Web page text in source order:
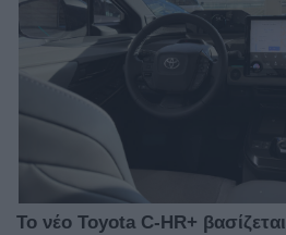
Το νέο Toyota C-HR+ βασίζεται